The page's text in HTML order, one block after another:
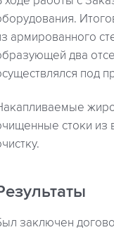
армированного
два
под
стоки из
заключен